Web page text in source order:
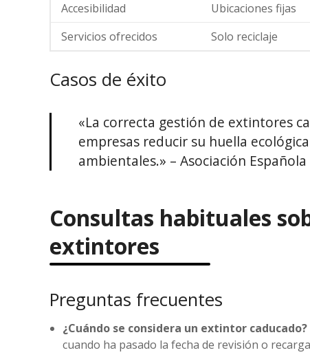
Accesibilidad
Ubicaciones fijas
Servicios ofrecidos
Solo reciclaje
Casos de éxito
«La correcta gestión de extintores
empresas reducir su huella
ambientales.» – Asociación Española
Consultas habituales
extintores
Preguntas frecuentes
¿Cuándo se considera un extintor caducado?
cuando ha pasado la fecha de revisión o